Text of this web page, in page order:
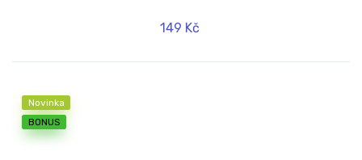
149 Kč
Novinka
BONUS